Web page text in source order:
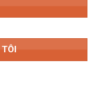
DRIVE Basic Set